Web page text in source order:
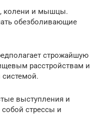
колени и мышцы.
обезболивающие
строжайшую
расстройствам и
выступления и
собой стрессы и